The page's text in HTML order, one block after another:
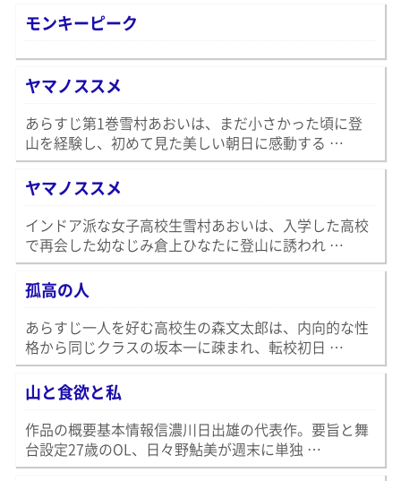
モンキーピーク
ヤマノススメ
あらすじ第1巻雪村あおいは、まだ小さかった頃に登
山を経験し、初めて見た美しい朝日に感動する …
ヤマノススメ
インドア派な女子高校生雪村あおいは、入学した高校
で再会した幼なじみ倉上ひなたに登山に誘われ …
孤高の人
あらすじ一人を好む高校生の森文太郎は、内向的な性
格から同じクラスの坂本一に疎まれ、転校初日 …
山と食欲と私
作品の概要基本情報信濃川日出雄の代表作。要旨と舞
台設定27歳のOL、日々野鮎美が週末に単独 …